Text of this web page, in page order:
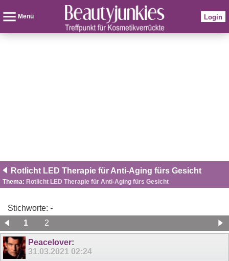
Menü Login
Rotlicht LED Therapie für Anti-Aging fürs Gesicht
Thema: Rotlicht LED Therapie für Anti-Aging fürs Gesicht
Stichworte: -
1
2
Peacelover:
31.03.2021 02:24